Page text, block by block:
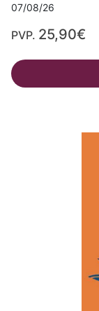
07/08/26
PVP. 25,90€